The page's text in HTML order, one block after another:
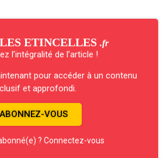
ETINCELLES .fr
l’intégralité de l’article !
pour accéder à un contenu
et approfondi.
ABONNEZ-VOUS
? Connectez-vous